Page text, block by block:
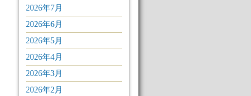
2026年7月
2026年6月
2026年5月
2026年4月
2026年3月
2026年2月